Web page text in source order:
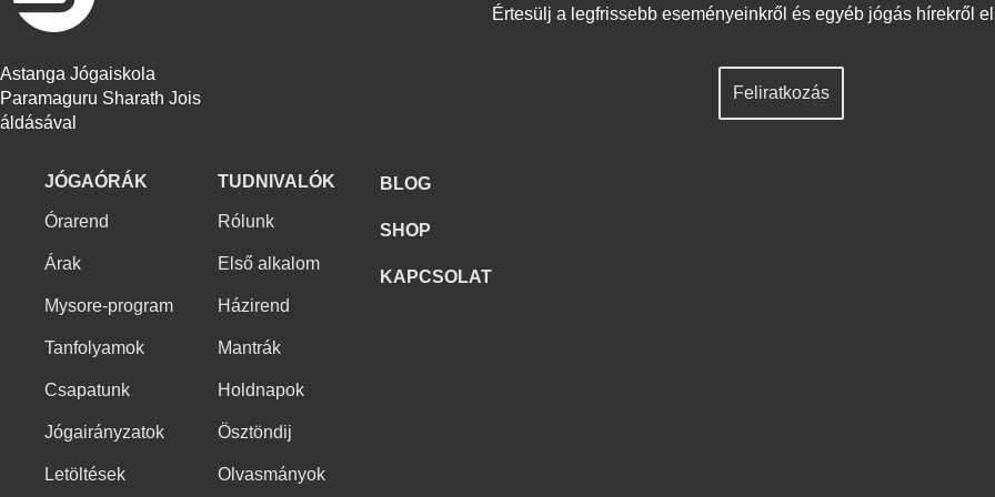
Astanga Jógaiskola
Paramaguru Sharath Jois
áldásával
JÓGAÓRÁK
Órarend
Árak
Mysore-program
Tanfolyamok
Csapatunk
Jógairányzatok
Letöltések
TUDNIVALÓK
Rólunk
Első alkalom
Házirend
Mantrák
Holdnapok
Ösztöndij
Olvasmányok
BLOG
SHOP
KAPCSOLAT
Értesülj a legfrissebb eseményeinkről és egyéb jógás hírekről
Feliratkozás